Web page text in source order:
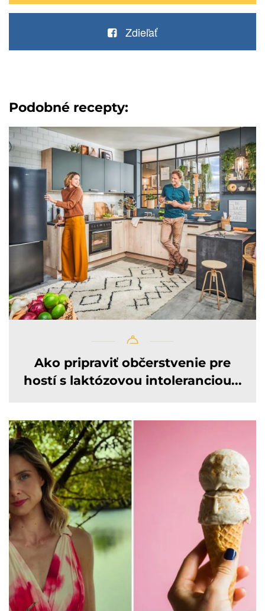
Zdieľať
Podobné recepty:
Ako pripraviť občerstvenie pre
hostí s laktózovou intoleranciou...